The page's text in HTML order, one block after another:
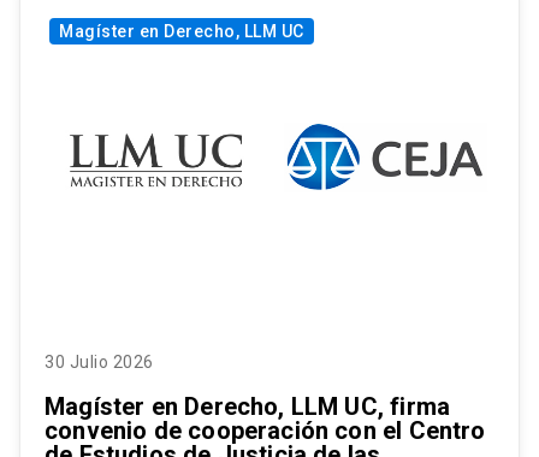
Magíster en Derecho, LLM UC
30 Julio 2026
Magíster en Derecho, LLM UC, firma
convenio de cooperación con el Centro